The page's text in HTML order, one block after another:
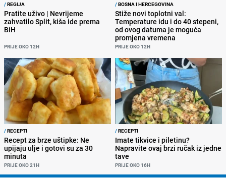
/REGIJA
Pratite uživo | Nevrijeme
zahvatilo Split, kiša ide prema
BiH
PRIJE OKO 12H
/BOSNA I HERCEGOVINA
Stiže novi toplotni val:
Temperature idu i do 40 stepeni,
od ovog datuma je moguća
promjena vremena
PRIJE OKO 12H
/RECEPTI
Recept za brze uštipke: Ne
upijaju ulje i gotovi su za 30
minuta
PRIJE OKO 21H
/RECEPTI
Imate tikvice i piletinu?
Napravite ovaj brzi ručak iz jedne
tave
PRIJE OKO 16H